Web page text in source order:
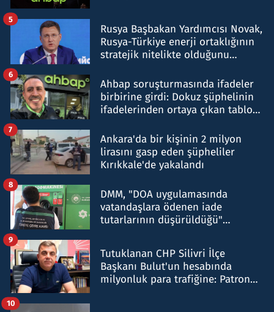
Rusya Başbakan Yardımcısı Novak,
Rusya-Türkiye enerji ortaklığının
stratejik nitelikte olduğunu
5
Ahbap soruşturmasında ifadeler
birbirine girdi: Dokuz şüphelinin
ifadelerinden ortaya çıkan tablo
6
Ankara'da bir kişinin 2 milyon
lirasını gasp eden şüpheliler
Kırıkkale'de yakalandı
7
DMM, "DOA uygulamasında
vatandaşlara ödenen iade
tutarlarının düşürüldüğü"
8
Tutuklanan CHP Silivri İlçe
Başkanı Bulut'un hesabında
milyonluk para trafiğine: Patron
9
10